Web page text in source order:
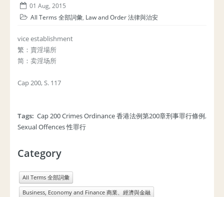
01 Aug, 2015
All Terms 全部詞彙, Law and Order 法律與治安
vice establishment
繁：賣淫場所
简：卖淫场所
Cap 200, S. 117
Tags: Cap 200 Crimes Ordinance 香港法例第200章刑事罪行條例,
Sexual Offences 性罪行
Category
All Terms 全部詞彙
Business, Economy and Finance 商業、經濟與金融